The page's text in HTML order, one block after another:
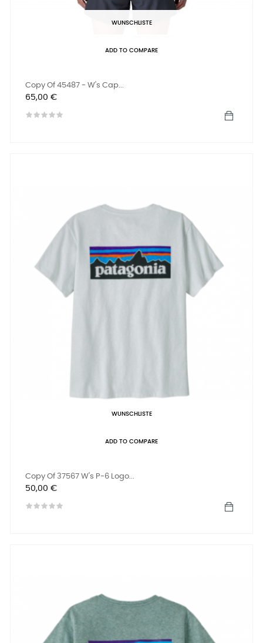
WUNSCHLISTE
ADD TO COMPARE
Copy Of 45487 - W's Cap...
Preis
65,00 €
WUNSCHLISTE
ADD TO COMPARE
Copy Of 37567 W's P-6 Logo...
Preis
50,00 €